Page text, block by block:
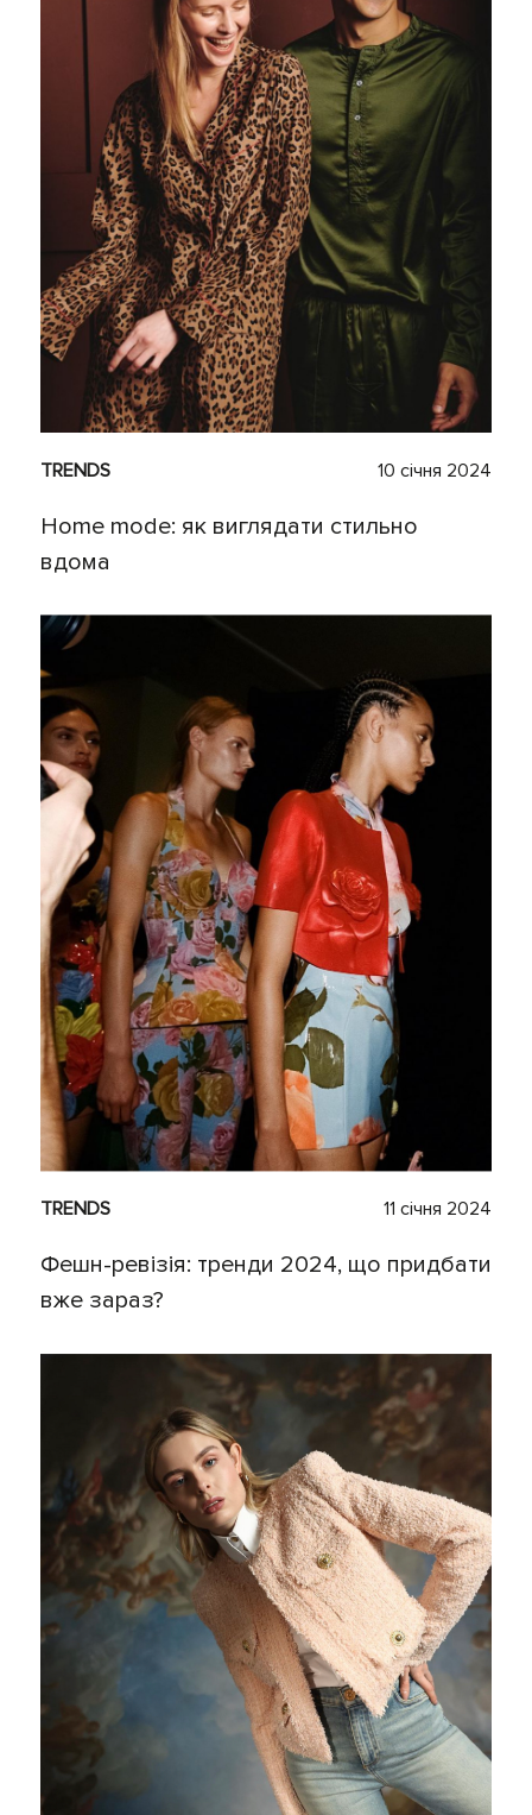
TRENDS 10 січня 2024
Home mode: як виглядати стильно
вдома
TRENDS 11 січня 2024
Фешн-ревізія: тренди 2024, що придбати
вже зараз?